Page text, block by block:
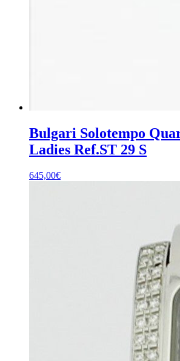
Bulgari Solotempo
Ladies Ref.ST 29 S
645,00€